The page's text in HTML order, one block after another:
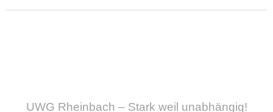
UWG Rheinbach – Stark weil unabhängig!